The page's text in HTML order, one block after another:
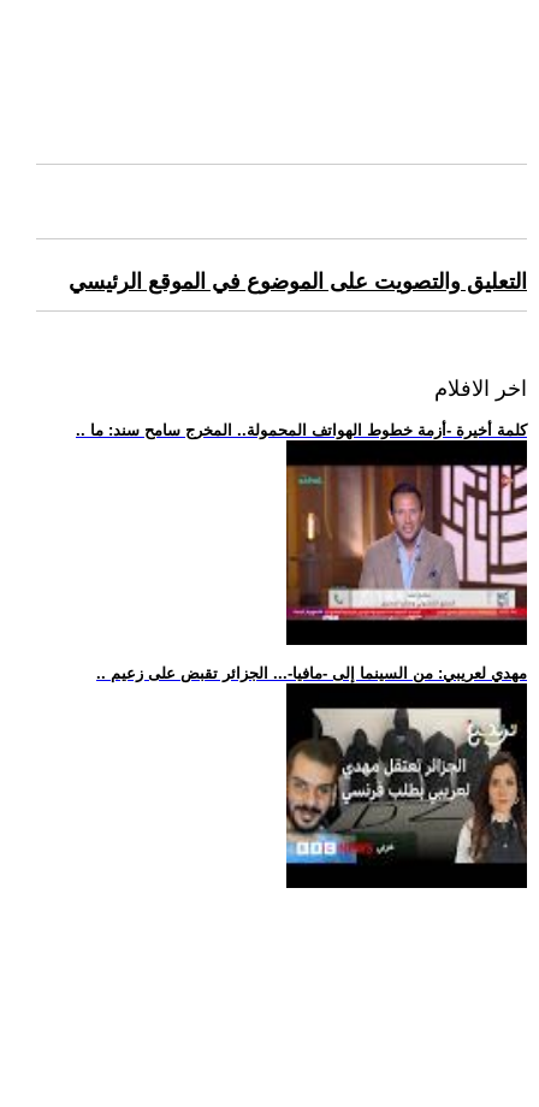
التعليق والتصويت على الموضوع في الموقع الرئيسي
اخر الافلام
.. كلمة أخيرة -أزمة خطوط الهواتف المحمولة.. المخرج سامح سند: ما
.. مهدي لعريبي: من السينما إلى -مافيا-... الجزائر تقبض على زعيم